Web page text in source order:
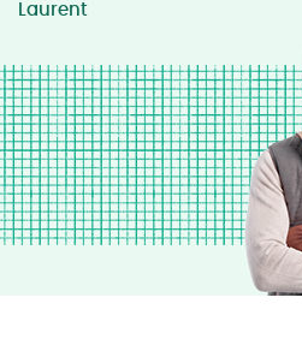
Laurent